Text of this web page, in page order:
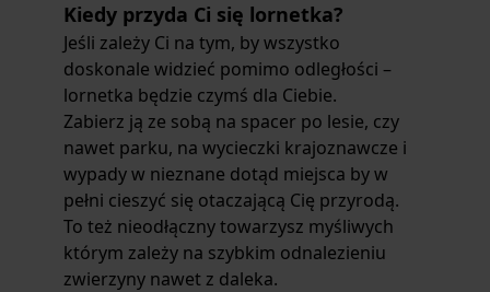
Kiedy przyda Ci się lornetka?
Jeśli zależy Ci na tym, by wszystko
doskonale widzieć pomimo odległości –
lornetka będzie czymś dla Ciebie.
Zabierz ją ze sobą na spacer po lesie, czy
nawet parku, na wycieczki krajoznawcze i
wypady w nieznane dotąd miejsca by w
pełni cieszyć się otaczającą Cię przyrodą.
To też nieodłączny towarzysz myśliwych
którym zależy na szybkim odnalezieniu
zwierzyny nawet z daleka.